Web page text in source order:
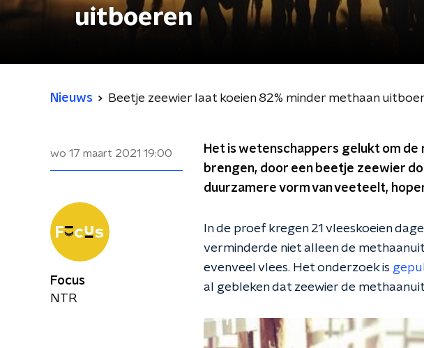
uitboeren
Nieuws Beetje zeewier laat koeien 82% minder methaan
wo 17 maart 2021 19:00
Het is wetenschappers gelukt om
brengen, door een beetje zeewier
duurzamere vorm van veeteelt,
In de proef kregen 21 vleeskoeien
verminderde niet alleen de
evenveel vlees. Het onderzoek is
al gebleken dat zeewier de
Focus
NTR